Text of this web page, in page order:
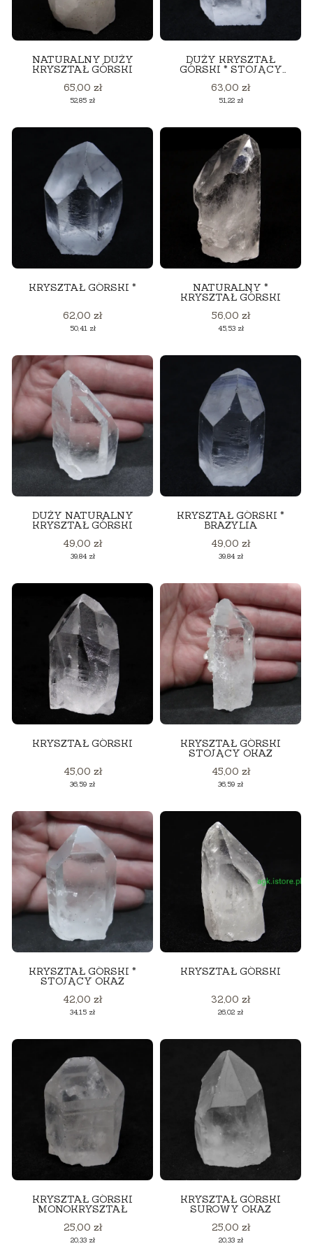
NATURALNY DUŻY
KRYSZTAŁ GÓRSKI
Cena
65,00 zł
Cena
52,85 zł
DUŻY KRYSZTAŁ
GÓRSKI * STOJĄCY
Cena
63,00 zł
Cena
51,22 zł
KRYSZTAŁ GÓRSKI *
Cena
62,00 zł
Cena
50,41 zł
NATURALNY *
KRYSZTAŁ GÓRSKI
Cena
56,00 zł
Cena
45,53 zł
DUŻY NATURALNY
KRYSZTAŁ GÓRSKI
Cena
49,00 zł
Cena
39,84 zł
KRYSZTAŁ GÓRSKI *
BRAZYLIA
Cena
49,00 zł
Cena
39,84 zł
KRYSZTAŁ GÓRSKI
Cena
45,00 zł
Cena
36,59 zł
KRYSZTAŁ GÓRSKI
STOJĄCY OKAZ
Cena
45,00 zł
Cena
36,59 zł
KRYSZTAŁ GÓRSKI *
STOJĄCY OKAZ
Cena
42,00 zł
Cena
34,15 zł
KRYSZTAŁ GÓRSKI
Cena
32,00 zł
Cena
26,02 zł
KRYSZTAŁ GÓRSKI
MONOKRYSZTAŁ
Cena
25,00 zł
Cena
20,33 zł
KRYSZTAŁ GÓRSKI
SUROWY OKAZ
Cena
25,00 zł
Cena
20,33 zł